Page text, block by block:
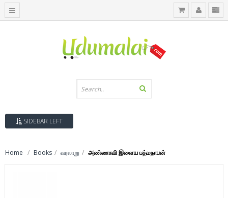
SIDEBAR LEFT
Home Books வரலாறு அண்ணாவி இளைய பத்மநாபன்